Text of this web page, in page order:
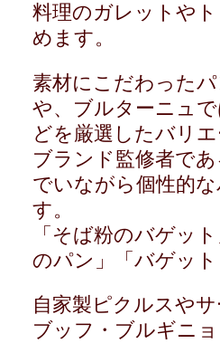
料理のガレットや
めます。
素材にこだわった
や、ブルターニュ
どを厳選したバリ
ブランド監修者で
でいながら個性的
す。
「そば粉のバゲッ
のパン」「バゲッ
自家製ピクルスや
ブッフ・ブルギニ